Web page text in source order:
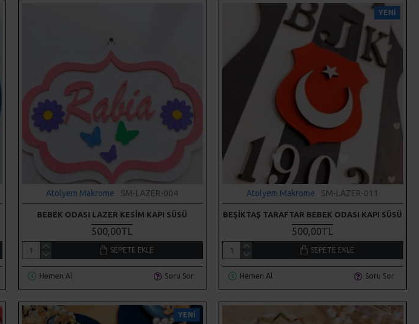
Atolyem Makrome SM-LAZER-004
BEBEK ODASI LAZER KESIM KAPI SÜSÜ
500,00TL
SEPETE EKLE
Hemen Al Soru Sor
YENI
Atolyem Makrome SM-LAZER-011
BEŞIKTAŞ TARAFTAR BEBEK ODASI KAPI SÜSÜ
500,00TL
SEPETE EKLE
Hemen Al Soru Sor
YENI